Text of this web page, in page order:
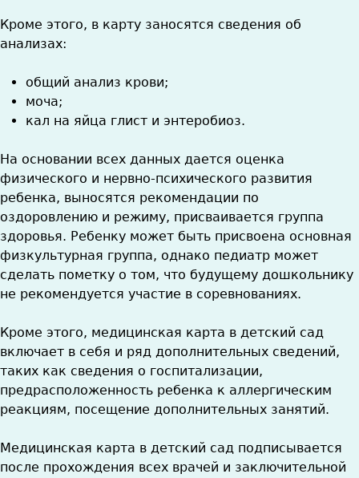
Кроме этого, в карту заносятся сведения об
анализах:
общий анализ крови;
моча;
кал на яйца глист и энтеробиоз.
На основании всех данных дается оценка
физического и нервно-психического развития
ребенка, выносятся рекомендации по
оздоровлению и режиму, присваивается группа
здоровья. Ребенку может быть присвоена основная
физкультурная группа, однако педиатр может
сделать пометку о том, что будущему дошкольнику
не рекомендуется участие в соревнованиях.
Кроме этого, медицинская карта в детский сад
включает в себя и ряд дополнительных сведений,
таких как сведения о госпитализации,
предрасположенность ребенка к аллергическим
реакциям, посещение дополнительных занятий.
Медицинская карта в детский сад подписывается
после прохождения всех врачей и заключительной